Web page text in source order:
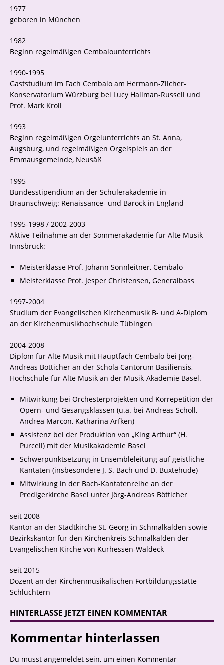
1977
geboren in München
1982
Beginn regelmäßigen Cembalounterrichts
1990-1995
Gaststudium im Fach Cembalo am Hermann-Zilcher-
Konservatorium Würzburg bei Lucy Hallman-Russell und
Prof. Mark Kroll
1993
Beginn regelmäßigen Orgelunterrichts an St. Anna,
Augsburg, und regelmäßigen Orgelspiels an der
Emmausgemeinde, Neusäß
1995
Bundesstipendium an der Schülerakademie in
Braunschweig: Renaissance- und Barock in England
1995-1998 / 2002-2003
Aktive Teilnahme an der Sommerakademie für Alte Musik
Innsbruck:
Meisterklasse Prof. Johann Sonnleitner, Cembalo
Meisterklasse Prof. Jesper Christensen, Generalbass
1997-2004
Studium der Evangelischen Kirchenmusik B- und A-Diplom
an der Kirchenmusikhochschule Tübingen
2004-2008
Diplom für Alte Musik mit Hauptfach Cembalo bei Jörg-
Andreas Bötticher an der Schola Cantorum Basiliensis,
Hochschule für Alte Musik an der Musik-Akademie Basel.
Mitwirkung bei Orchesterprojekten und Korrepetition der
Opern- und Gesangsklassen (u.a. bei Andreas Scholl,
Andrea Marcon, Katharina Arfken)
Assistenz bei der Produktion von „King Arthur“ (H.
Purcell) mit der Musikakademie Basel
Schwerpunktsetzung in Ensembleleitung auf geistliche
Kantaten (insbesondere J. S. Bach und D. Buxtehude)
Mitwirkung in der Bach-Kantatenreihe an der
Predigerkirche Basel unter Jörg-Andreas Bötticher
seit 2008
Kantor an der Stadtkirche St. Georg in Schmalkalden sowie
Bezirkskantor für den Kirchenkreis Schmalkalden der
Evangelischen Kirche von Kurhessen-Waldeck
seit 2015
Dozent an der Kirchenmusikalischen Fortbildungsstätte
Schlüchtern
HINTERLASSE JETZT EINEN KOMMENTAR
Kommentar hinterlassen
Du musst angemeldet sein, um einen Kommentar